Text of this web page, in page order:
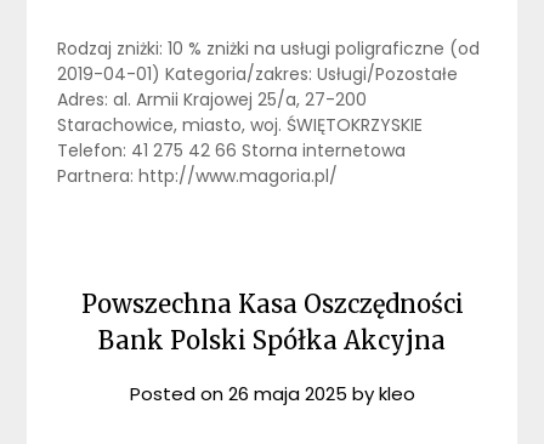
Rodzaj zniżki: 10 % zniżki na usługi poligraficzne (od
2019-04-01) Kategoria/zakres: Usługi/Pozostałe
Adres: al. Armii Krajowej 25/a, 27-200
Starachowice, miasto, woj. ŚWIĘTOKRZYSKIE
Telefon: 41 275 42 66 Storna internetowa
Partnera: http://www.magoria.pl/
Powszechna Kasa Oszczędności
Bank Polski Spółka Akcyjna
Posted on26 maja 2025 bykleo